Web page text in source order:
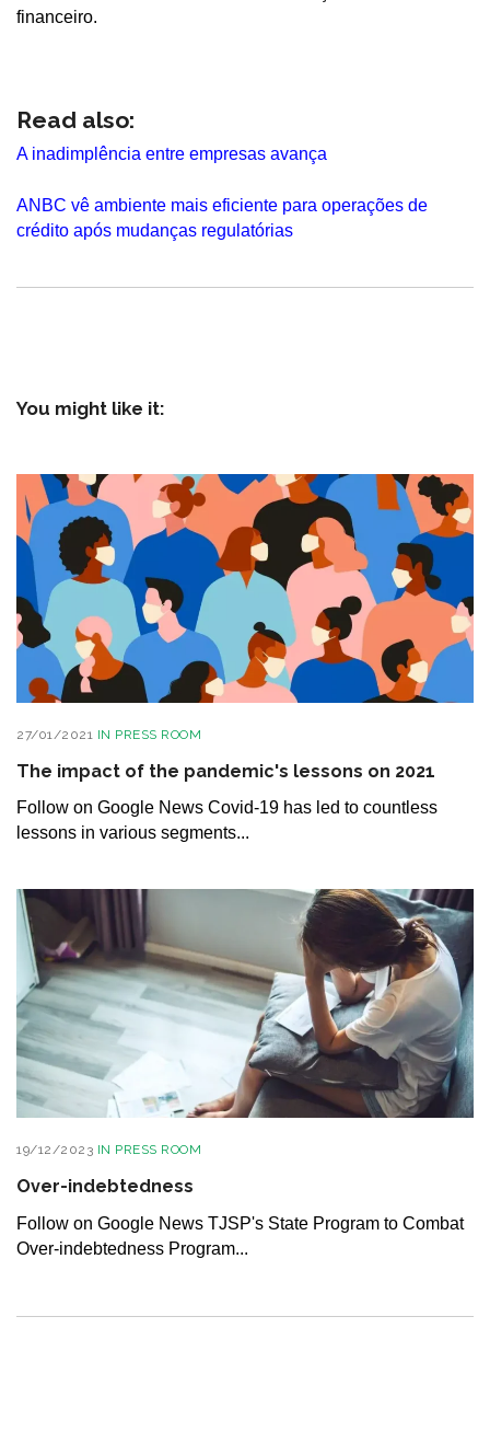
financeiro.
Read also:
A inadimplência entre empresas avança
ANBC vê ambiente mais eficiente para operações de
crédito após mudanças regulatórias
You might like it:
27/01/2021 IN PRESS ROOM
The impact of the pandemic's lessons on 2021
Follow on Google News Covid-19 has led to countless
lessons in various segments...
19/12/2023 IN PRESS ROOM
Over-indebtedness
Follow on Google News TJSP's State Program to Combat
Over-indebtedness Program...